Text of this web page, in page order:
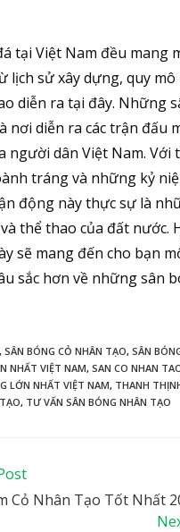
tại Việt Nam đều mang
lịch sử xây dựng, quy
diễn ra tại đây. Những
nơi diễn ra các trận đấu
người dân Việt Nam. Với
tráng và những kỷ
động này thực sự là
thể thao của đất nước.
sẽ mang đến cho bạn
sắc hơn về những sân
, SÂN BÓNG CỎ NHÂN TẠO, SÂN
NHẤT VIỆT NAM, SAN CO NHAN
LỚN NHẤT VIỆT NAM, THANH
, TƯ VẤN SÂN BÓNG NHÂN TẠO
Cỏ Nhân Tạo Tốt Nhất